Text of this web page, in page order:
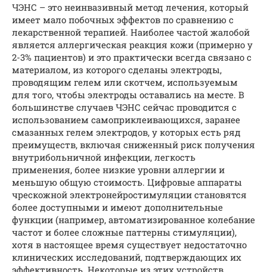
ЧЭНС – это неинвазивный метод лечения, который
имеет мало побочных эффектов по сравнению с
лекарственной терапией. Наиболее частой жалобой
является аллергическая реакция кожи (примерно у
2-3% пациентов) и это практически всегда связано с
материалом, из которого сделаны электроды,
проводящим гелем или скотчем, используемым
для того, чтобы электроды оставались на месте. В
большинстве случаев ЧЭНС сейчас проводится с
использованием самоприклеивающихся, заранее
смазанных гелем электродов, у которых есть ряд
преимуществ, включая сниженный риск получения
внутрибольничной инфекции, легкость
применения, более низкие уровни аллергии и
меньшую общую стоимость. Цифровые аппараты
чрескожной электронейростимуляции становятся
более доступными и имеют дополнительные
функции (например, автоматизированное колебание
частот и более сложные паттерны стимуляции),
хотя в настоящее время существует недостаточно
клинических исследований, подтверждающих их
эффективность. Некоторые из этих устройств